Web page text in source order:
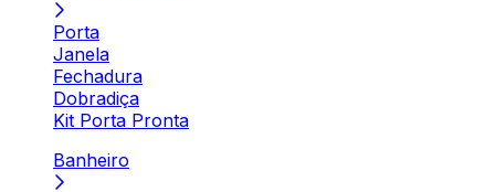
Porta
Janela
Fechadura
Dobradiça
Kit Porta Pronta
Banheiro